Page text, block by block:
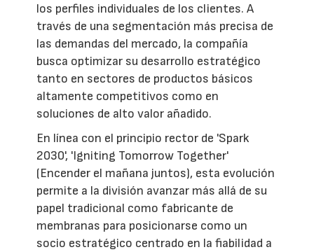
los perfiles individuales de los clientes. A
través de una segmentación más precisa de
las demandas del mercado, la compañía
busca optimizar su desarrollo estratégico
tanto en sectores de productos básicos
altamente competitivos como en
soluciones de alto valor añadido.
En línea con el principio rector de 'Spark
2030', 'Igniting Tomorrow Together'
(Encender el mañana juntos), esta evolución
permite a la división avanzar más allá de su
papel tradicional como fabricante de
membranas para posicionarse como un
socio estratégico centrado en la fiabilidad a